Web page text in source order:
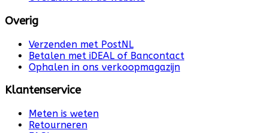
Overig
Verzenden met PostNL
Betalen met iDEAL of Bancontact
Ophalen in ons verkoopmagazijn
Klantenservice
Meten is weten
Retourneren